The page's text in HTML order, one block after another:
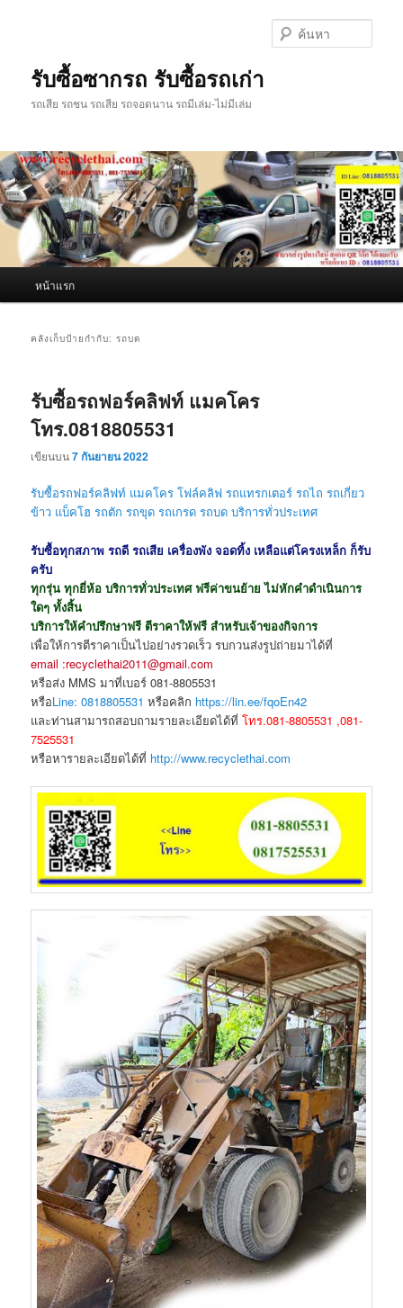
รับซื้อซากรถ รับซื้อรถเก่า
รถเสีย รถชน รถเสีย รถจอดนาน รถมีเล่ม-ไม่มีเล่ม
หน้าแรก
คลังเก็บป้ายกำกับ:รถบด
รับซื้อรถฟอร์คลิฟท์ แมคโคร
โทร.0818805531
เขียนบน7 กันยายน 2022
รับซื้อรถฟอร์คลิฟท์ แมคโคร โฟล์คลิฟ รถแทรกเตอร์ รถไถ รถเกี่ยว
ข้าว แบ็คโฮ รถตัก รถขุด รถเกรด รถบด บริการทั่วประเทศ
รับซื้อทุกสภาพ รถดี รถเสีย เครื่องพัง จอดทิ้ง เหลือแต่โครงเหล็ก ก็รับ
ครับ
ทุกรุ่น ทุกยี่ห้อ บริการทั่วประเทศ ฟรีค่าขนย้าย ไม่หักคำดำเนินการ
ใดๆ ทั้งสิ้น
บริการให้คำปรึกษาฟรี ตีราคาให้ฟรี สำหรับเจ้าของกิจการ
เพื่อให้การตีราคาเป็นไปอย่างรวดเร็ว รบกวนส่งรูปถ่ายมาได้ที่
email :recyclethai2011@gmail.com
หรือส่ง MMS มาที่เบอร์ 081-8805531
หรือLine: 0818805531 หรือคลิก https://lin.ee/fqoEn42
และท่านสามารถสอบถามรายละเอียดได้ที่โทร.081-8805531 ,081-
7525531
หรือหารายละเอียดได้ที่ http://www.recyclethai.com